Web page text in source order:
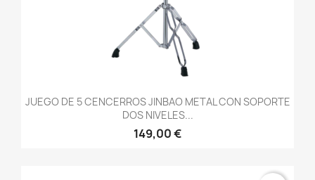
JUEGO DE 5 CENCERROS JINBAO METAL CON SOPORTE
DOS NIVELES...
149,00 €